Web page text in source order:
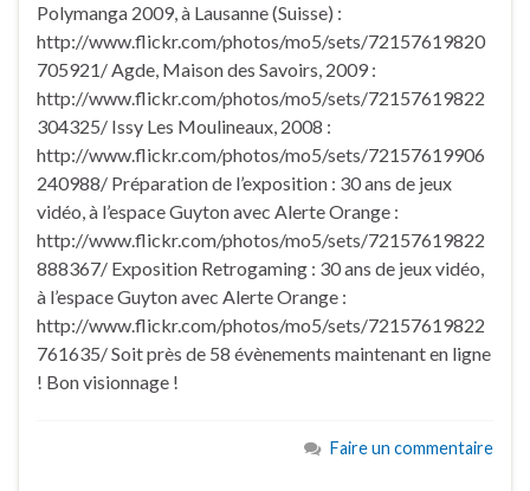
Polymanga 2009, à Lausanne (Suisse) :
http://www.flickr.com/photos/mo5/sets/72157619820
705921/ Agde, Maison des Savoirs, 2009 :
http://www.flickr.com/photos/mo5/sets/72157619822
304325/ Issy Les Moulineaux, 2008 :
http://www.flickr.com/photos/mo5/sets/72157619906
240988/ Préparation de l’exposition : 30 ans de jeux
vidéo, à l’espace Guyton avec Alerte Orange :
http://www.flickr.com/photos/mo5/sets/72157619822
888367/ Exposition Retrogaming : 30 ans de jeux vidéo,
à l’espace Guyton avec Alerte Orange :
http://www.flickr.com/photos/mo5/sets/72157619822
761635/ Soit près de 58 évènements maintenant en ligne
! Bon visionnage !
Faire un commentaire